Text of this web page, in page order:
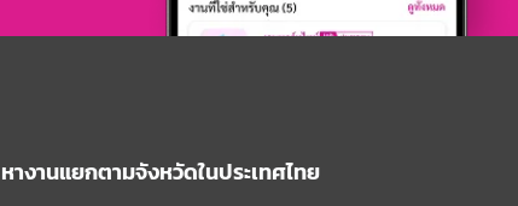
หางานแยกตามจังหวัดในประเทศไทย